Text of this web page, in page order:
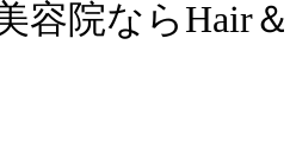
院ならHair＆